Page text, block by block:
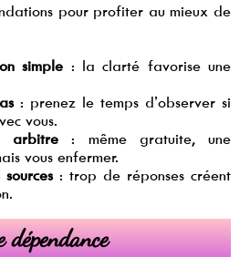
pour profiter au mieux de
simple : la clarté favorise une
: prenez le temps d’observer si
vous.
arbitre : même gratuite, une
vous enfermer.
: trop de réponses créent